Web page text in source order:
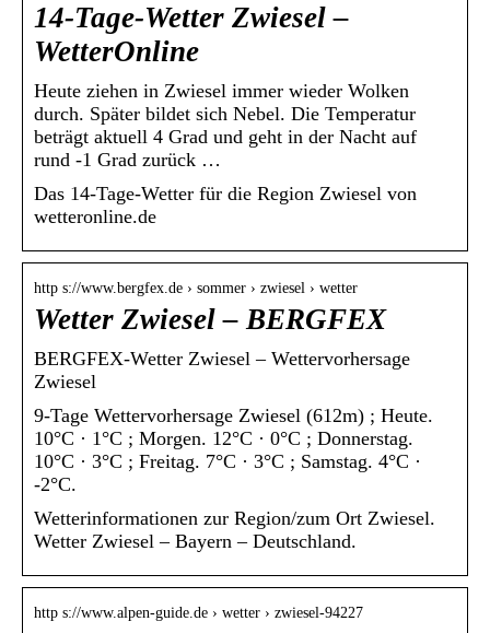
14-Tage-Wetter Zwiesel –
WetterOnline
Heute ziehen in Zwiesel immer wieder Wolken
durch. Später bildet sich Nebel. Die Temperatur
beträgt aktuell 4 Grad und geht in der Nacht auf
rund -1 Grad zurück …
Das 14-Tage-Wetter für die Region Zwiesel von
wetteronline.de
http s://www.bergfex.de › sommer › zwiesel › wetter
Wetter Zwiesel – BERGFEX
BERGFEX-Wetter Zwiesel – Wettervorhersage
Zwiesel
9-Tage Wettervorhersage Zwiesel (612m) ; Heute.
10°C · 1°C ; Morgen. 12°C · 0°C ; Donnerstag.
10°C · 3°C ; Freitag. 7°C · 3°C ; Samstag. 4°C ·
-2°C.
Wetterinformationen zur Region/zum Ort Zwiesel.
Wetter Zwiesel – Bayern – Deutschland.
http s://www.alpen-guide.de › wetter › zwiesel-94227